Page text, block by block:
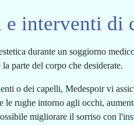
interventi di
durante un soggiorno
parte del corpo che desiderate.
o dei capelli, Medespoir vi
le rughe intorno agli occhi,
migliorare il sorriso con